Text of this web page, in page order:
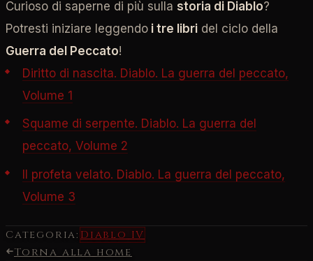
Curioso di saperne di più sulla storia di Diablo?
Potresti iniziare leggendo i tre libri del ciclo della
Guerra del Peccato!
Diritto di nascita. Diablo. La guerra del peccato,
Volume 1
Squame di serpente. Diablo. La guerra del
peccato, Volume 2
Il profeta velato. Diablo. La guerra del peccato,
Volume 3
Categoria: Diablo IV
Torna alla home